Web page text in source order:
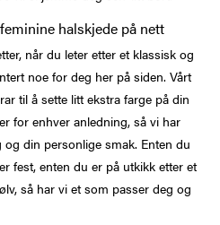
halskjede på nett
når du leter etter et klassisk og
noe for deg her på siden. Vårt
til å sette litt ekstra farge på din
for enhver anledning, så vi har
din personlige smak. Enten du
fest, enten du er på utkikk etter et
så har vi et som passer deg og